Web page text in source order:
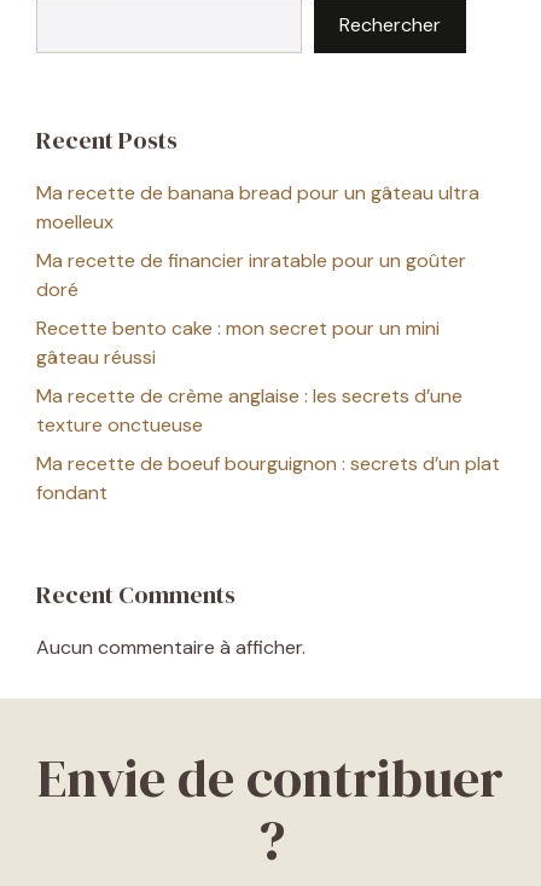
Rechercher
Recent Posts
Ma recette de banana bread pour un gâteau ultra
moelleux
Ma recette de financier inratable pour un goûter
doré
Recette bento cake : mon secret pour un mini
gâteau réussi
Ma recette de crème anglaise : les secrets d’une
texture onctueuse
Ma recette de boeuf bourguignon : secrets d’un plat
fondant
Recent Comments
Aucun commentaire à afficher.
Envie de contribuer
?